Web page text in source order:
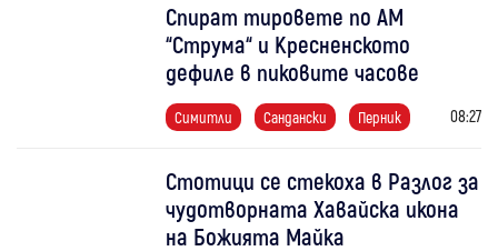
Спират тировете по АМ
“Струма“ и Кресненското
дефиле в пиковите часове
Симитли Сандански Перник 08:27
Стотици се стекоха в Разлог за
чудотворната Хавайска икона
на Божията Майка